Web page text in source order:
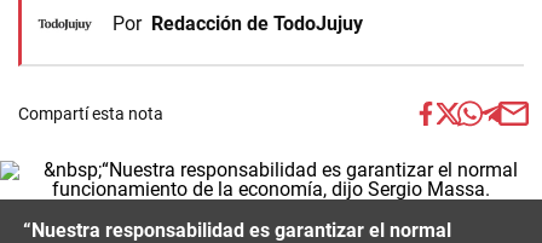
Por Redacción de TodoJujuy
Compartí esta nota
“Nuestra responsabilidad es garantizar el normal